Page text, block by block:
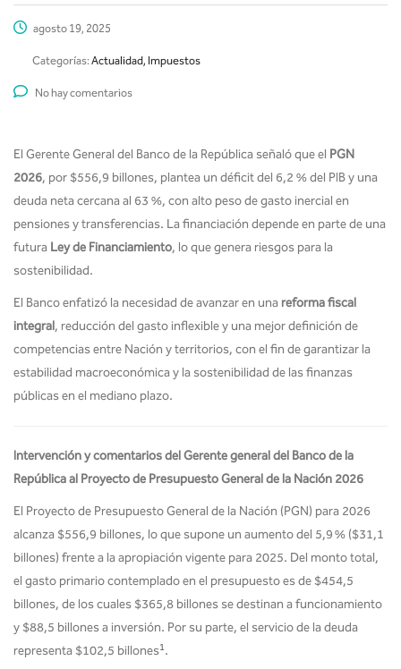
agosto 19, 2025
Categorías: Actualidad, Impuestos
No hay comentarios
El Gerente General del Banco de la República señaló que el PGN
2026, por $556,9 billones, plantea un déficit del 6,2 % del PIB y una
deuda neta cercana al 63 %, con alto peso de gasto inercial en
pensiones y transferencias. La financiación depende en parte de una
futura Ley de Financiamiento, lo que genera riesgos para la
sostenibilidad.
El Banco enfatizó la necesidad de avanzar en una reforma fiscal
integral, reducción del gasto inflexible y una mejor definición de
competencias entre Nación y territorios, con el fin de garantizar la
estabilidad macroeconómica y la sostenibilidad de las finanzas
públicas en el mediano plazo.
Intervención y comentarios del Gerente general del Banco de la
República al Proyecto de Presupuesto General de la Nación 2026
El Proyecto de Presupuesto General de la Nación (PGN) para 2026
alcanza $556,9 billones, lo que supone un aumento del 5,9 % ($31,1
billones) frente a la apropiación vigente para 2025. Del monto total,
el gasto primario contemplado en el presupuesto es de $454,5
billones, de los cuales $365,8 billones se destinan a funcionamiento
y $88,5 billones a inversión. Por su parte, el servicio de la deuda
representa $102,5 billones1.